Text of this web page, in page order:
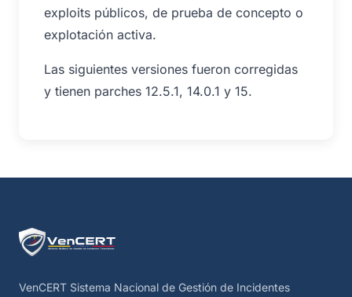
exploits públicos, de prueba de concepto o
explotación activa.
Las siguientes versiones fueron corregidas
y tienen parches 12.5.1, 14.0.1 y 15.
VenCERT Sistema Nacional de Gestión de Incidentes